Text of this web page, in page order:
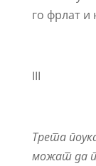
го фрлат и
III
Трета
можат да